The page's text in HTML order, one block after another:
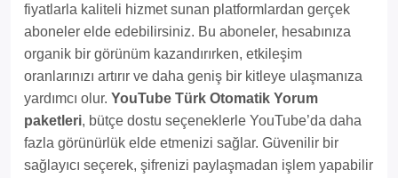
fiyatlarla kaliteli hizmet sunan platformlardan gerçek
aboneler elde edebilirsiniz. Bu aboneler, hesabınıza
organik bir görünüm kazandırırken, etkileşim
oranlarınızı artırır ve daha geniş bir kitleye ulaşmanıza
yardımcı olur. YouTube Türk Otomatik Yorum
paketleri, bütçe dostu seçeneklerle YouTube’da daha
fazla görünürlük elde etmenizi sağlar. Güvenilir bir
sağlayıcı seçerek, şifrenizi paylaşmadan işlem yapabilir